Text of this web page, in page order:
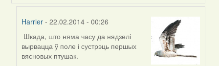
Harrier - 22.02.2014 - 00:26
In
reply
to
Шкада, што няма часу да нядзелі
вырвацца ў поле і сустрэць першых
вясновых птушак.